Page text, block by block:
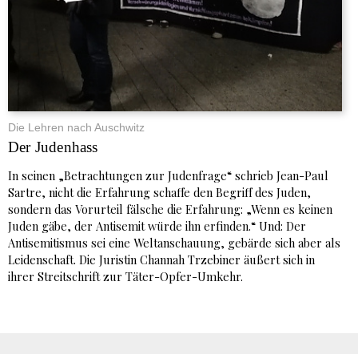
Die Lehren nach Auschwitz
Der Judenhass
In seinen „Betrachtungen zur Judenfrage“ schrieb Jean-Paul
Sartre, nicht die Erfahrung schaffe den Begriff des Juden,
sondern das Vorurteil fälsche die Erfahrung: „Wenn es keinen
Juden gäbe, der Antisemit würde ihn erfinden.“ Und: Der
Antisemitismus sei eine Weltanschauung, gebärde sich aber als
Leidenschaft. Die Juristin Channah Trzebiner äußert sich in
ihrer Streitschrift zur Täter-Opfer-Umkehr.